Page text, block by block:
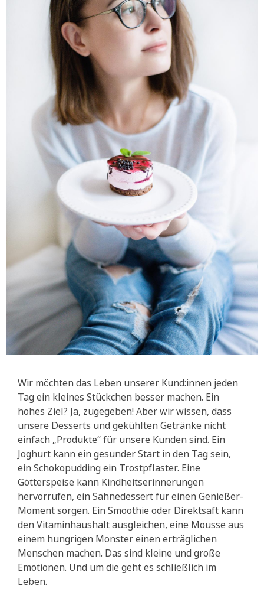
Wir möchten das Leben unserer Kund:innen jeden
Tag ein kleines Stückchen besser machen. Ein
hohes Ziel? Ja, zugegeben! Aber wir wissen, dass
unsere Desserts und gekühlten Getränke nicht
einfach „Produkte“ für unsere Kunden sind. Ein
Joghurt kann ein gesunder Start in den Tag sein,
ein Schokopudding ein Trostpflaster. Eine
Götterspeise kann Kindheitserinnerungen
hervorrufen, ein Sahnedessert für einen Genießer-
Moment sorgen. Ein Smoothie oder Direktsaft kann
den Vitaminhaushalt ausgleichen, eine Mousse aus
einem hungrigen Monster einen erträglichen
Menschen machen. Das sind kleine und große
Emotionen. Und um die geht es schließlich im
Leben.